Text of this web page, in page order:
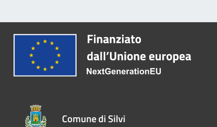
Comune di Silvi